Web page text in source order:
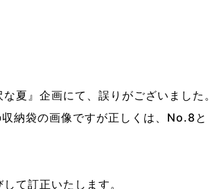
夏』企画にて、誤りがございました。
納袋の画像ですが正しくは、No.8と
て訂正いたします。